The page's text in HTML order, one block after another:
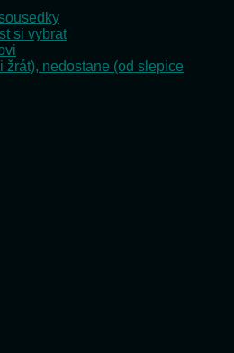
si vybrat
žrát), nedostane (od slepice